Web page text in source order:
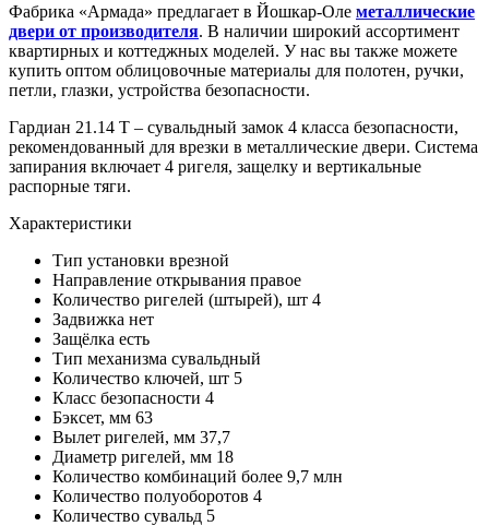
Фабрика «Армада» предлагает в Йошкар-Оле металлические
двери от производителя. В наличии широкий ассортимент
квартирных и коттеджных моделей. У нас вы также можете
купить оптом облицовочные материалы для полотен, ручки,
петли, глазки, устройства безопасности.
Гардиан 21.14 Т – сувальдный замок 4 класса безопасности,
рекомендованный для врезки в металлические двери. Система
запирания включает 4 ригеля, защелку и вертикальные
распорные тяги.
Характеристики
Тип установки врезной
Направление открывания правое
Количество ригелей (штырей), шт 4
Задвижка нет
Защёлка есть
Тип механизма сувальдный
Количество ключей, шт 5
Класс безопасности 4
Бэксет, мм 63
Вылет ригелей, мм 37,7
Диаметр ригелей, мм 18
Количество комбинаций более 9,7 млн
Количество полуоборотов 4
Количество сувальд 5